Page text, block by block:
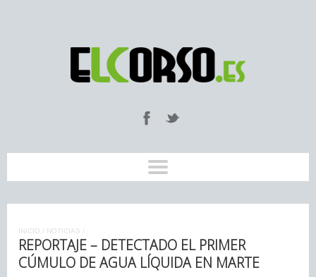
INICIO / NOTICIAS /
REPORTAJE – DETECTADO EL PRIMER
CÚMULO DE AGUA LÍQUIDA EN MARTE